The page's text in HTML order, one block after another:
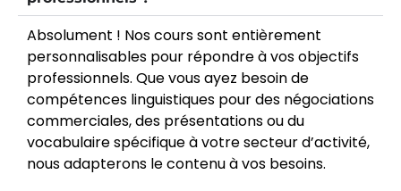
Absolument ! Nos cours sont entièrement
personnalisables pour répondre à vos objectifs
professionnels. Que vous ayez besoin de
compétences linguistiques pour des négociations
commerciales, des présentations ou du
vocabulaire spécifique à votre secteur d’activité,
nous adapterons le contenu à vos besoins.